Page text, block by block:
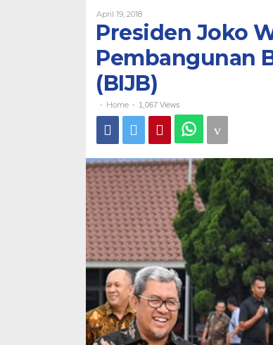
Proyek
Pembangunan
Bandara
Internasional
April 19, 2018Oleh
Presiden Joko
Pembangunan
(BIJB)
- Home - 1,067 Views